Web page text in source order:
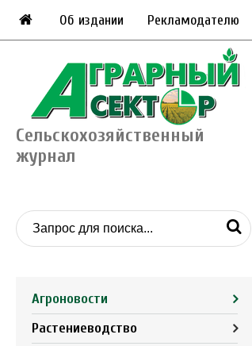
Об издании Рекламодателю
Сельскохозяйственный
журнал
Агроновости
Растениеводство